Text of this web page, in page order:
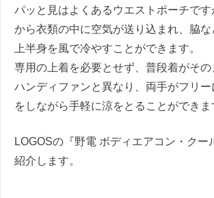
パッと見はよくあるウエストポーチで
から衣類の中に空気が送り込まれ、脇な
上半身を風で冷やすことができます。
専用の上着を必要とせず、普段着がその
ハンディファンと異なり、両手がフリ
をしながら手軽に涼をとることができま
LOGOSの『野電 ボディエアコン・クー
紹介します。